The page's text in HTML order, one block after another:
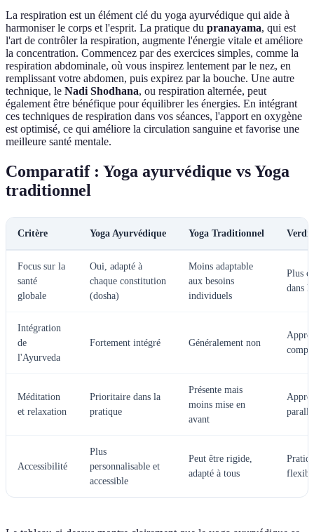
La respiration est un élément clé du yoga ayurvédique qui aide à
harmoniser le corps et l'esprit. La pratique du pranayama, qui est
l'art de contrôler la respiration, augmente l'énergie vitale et améliore
la concentration. Commencez par des exercices simples, comme la
respiration abdominale, où vous inspirez lentement par le nez, en
remplissant votre abdomen, puis expirez par la bouche. Une autre
technique, le Nadi Shodhana, ou respiration alternée, peut
également être bénéfique pour équilibrer les énergies. En intégrant
ces techniques de respiration dans vos séances, l'apport en oxygène
est optimisé, ce qui améliore la circulation sanguine et favorise une
meilleure santé mentale.
Comparatif : Yoga ayurvédique vs Yoga
traditionnel
Critère Yoga Ayurvédique Yoga Traditionnel
Focus sur la
santé
globale
Oui, adapté à
chaque constitution
(dosha)
Moins adaptable
aux besoins
individuels
Plus
dans
Intégration
de
l'Ayurveda
Fortement intégré Généralement non
Méditation
et relaxation
Prioritaire dans la
pratique
Présente mais
moins mise en
avant
Accessibilité
Plus
personnalisable et
accessible
Peut être rigide,
adapté à tous